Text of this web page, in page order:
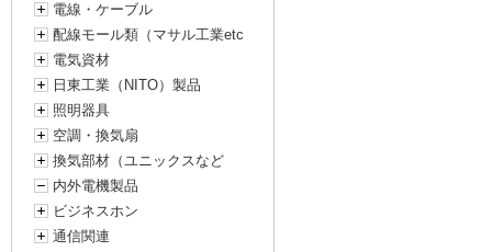
電線・ケーブル
配線モール類（マサル工業etc
電気資材
日東工業（NITO）製品
照明器具
空調・換気扇
換気部材（ユニックスなど
内外電機製品
ビジネスホン
通信関連